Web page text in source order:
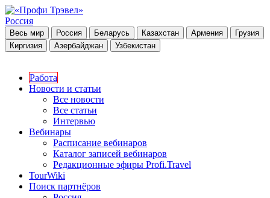
Россия
Весь мир Россия Беларусь Казахстан Армения
Грузия
Киргизия
Азербайджан Узбекистан
Работа
Новости и статьи
Все новости
Все статьи
Интервью
Вебинары
Расписание вебинаров
Каталог записей вебинаров
Редакционные эфиры Profi.Travel
TourWiki
Поиск партнёров